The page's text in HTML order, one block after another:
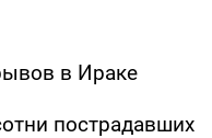
в Ираке
пострадавших